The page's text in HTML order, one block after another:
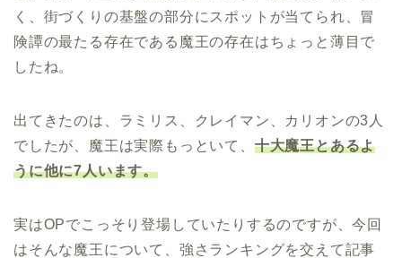
く、街づくりの基盤の部分にスポットが当てられ、冒
険譚の最たる存在である魔王の存在はちょっと薄目で
したね。
出てきたのは、ラミリス、クレイマン、カリオンの3人
でしたが、魔王は実際もっといて、 十大魔王とあるよ
うに他に7人います。
実はOPでこっそり登場していたりするのですが、今回
はそんな魔王について、強さランキングを交えて記事